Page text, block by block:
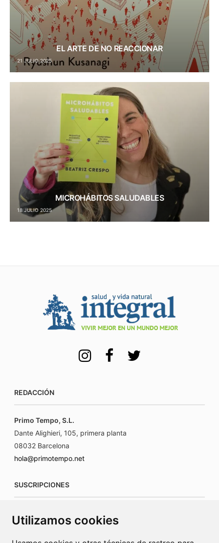
Utilizamos cookies
EL ARTE DE NO REACCIONAR
21 JULIO 2025
MICROHÁBITOS SALUDABLES
18 JULIO 2025
REDACCIÓN
Primo Tempo, S.L.
Dante Alighieri, 105, primera planta
08032 Barcelona
hola@primotempo.net
SUSCRIPCIONES
www.connecorrevistas.com